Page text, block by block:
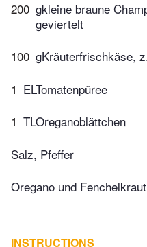
200 gkleine braune
geviertelt
100 gKräuterfrischkäse,
1 ELTomatenpüree
1 TLOreganoblättchen
Salz, Pfeffer
Oregano und
INSTRUCTIONS